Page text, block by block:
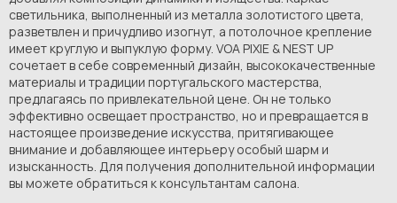
светильника, выполненный из металла золотистого цвета,
разветвлен и причудливо изогнут, а потолочное крепление
имеет круглую и выпуклую форму. VOA PIXIE & NEST UP
сочетает в себе современный дизайн, высококачественные
материалы и традиции португальского мастерства,
предлагаясь по привлекательной цене. Он не только
эффективно освещает пространство, но и превращается в
настоящее произведение искусства, притягивающее
внимание и добавляющее интерьеру особый шарм и
изысканность. Для получения дополнительной информации
вы можете обратиться к консультантам салона.